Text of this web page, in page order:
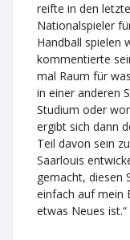
reifte in den
Nationalspieler
Handball spielen
kommentierte
mal Raum für
in einer anderen
Studium oder
ergibt sich dann
Teil davon sein
Saarlouis
gemacht, diesen
einfach auf mein
etwas Neues ist.“